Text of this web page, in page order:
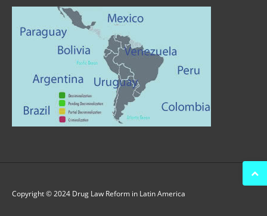
Copyright © 2024 Drug Law Reform in Latin America